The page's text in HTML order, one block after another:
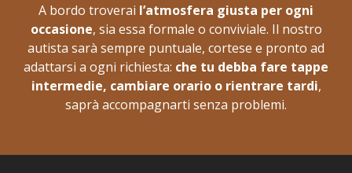
A bordo troverai l’atmosfera giusta per ogni
occasione, sia essa formale o conviviale. Il nostro
autista sarà sempre puntuale, cortese e pronto ad
adattarsi a ogni richiesta: che tu debba fare tappe
intermedie, cambiare orario o rientrare tardi,
saprà accompagnarti senza problemi.